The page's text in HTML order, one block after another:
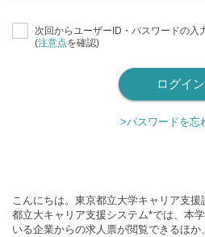
次回からユーザーID・パスワードの入
(注意点を確認)
>パスワードを忘
こんにちは。東京都立大学キャリア支援
都立大キャリア支援システム*では、本
いる企業からの求人票が閲覧できるほ